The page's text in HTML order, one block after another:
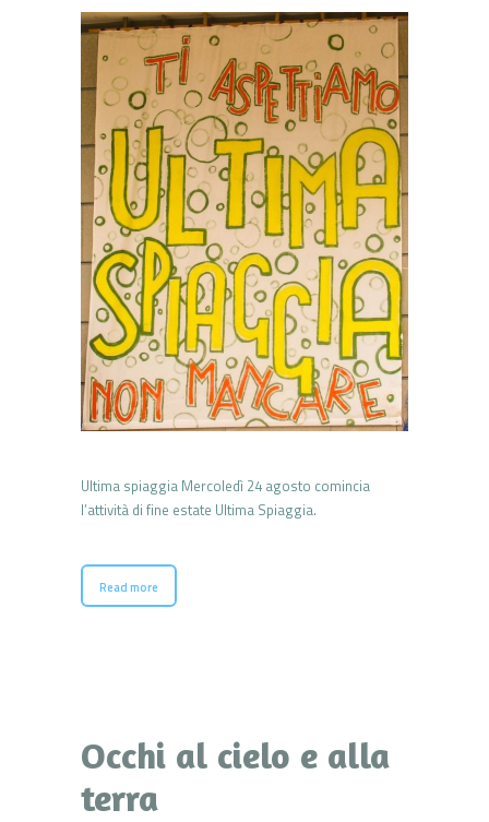
Ultima spiaggia Mercoledì 24 agosto comincia
l’attività di fine estate Ultima Spiaggia.
Read more
Occhi al cielo e alla
terra